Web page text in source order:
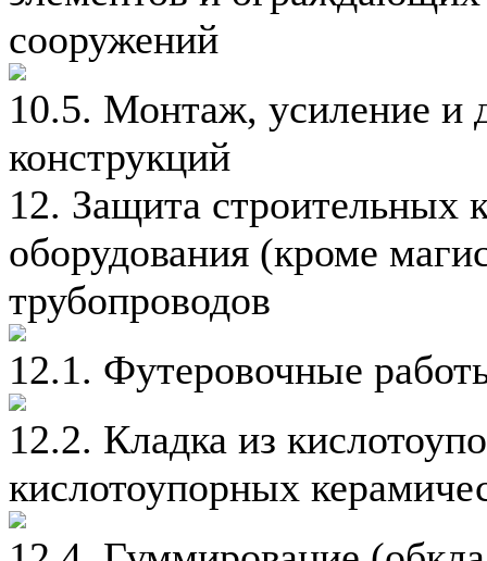
сооружений
10.5. Монтаж, усиление и
конструкций
12. Защита строительных
оборудования (кроме
трубопроводов
12.1. Футеровочные
12.2. Кладка из
кислотоупорных